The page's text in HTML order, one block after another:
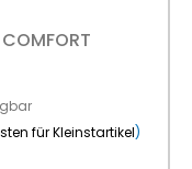
für Kleinstartikel)